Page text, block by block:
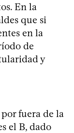
En la
que si
en la
de
y
fuera de la
el B, dado